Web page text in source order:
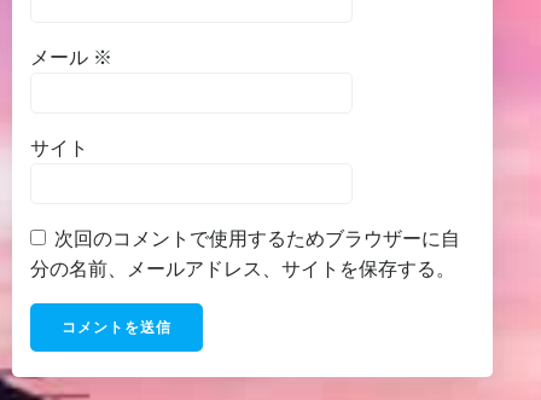
メール ※
サイト
次回のコメントで使用するためブラウザーに自
分の名前、メールアドレス、サイトを保存する。